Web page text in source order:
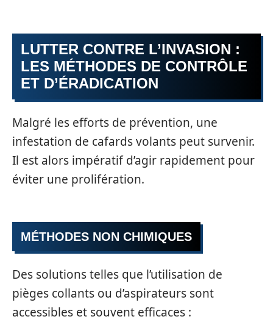
LUTTER CONTRE L’INVASION :
LES MÉTHODES DE CONTRÔLE
ET D’ÉRADICATION
Malgré les efforts de prévention, une
infestation de cafards volants peut survenir.
Il est alors impératif d’agir rapidement pour
éviter une prolifération.
MÉTHODES NON CHIMIQUES
Des solutions telles que l’utilisation de
pièges collants ou d’aspirateurs sont
accessibles et souvent efficaces :